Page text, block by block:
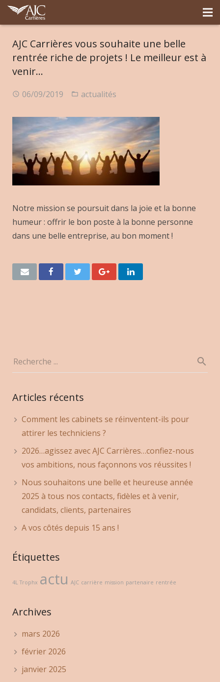
AJC Carrières vous souhaite une belle
rentrée riche de projets ! Le meilleur est à
venir…
06/09/2019 actualités
Notre mission se poursuit dans la joie et la bonne
humeur : offrir le bon poste à la bonne personne
dans une belle entreprise, au bon moment !
Articles récents
Comment les cabinets se réinventent-ils pour
attirer les techniciens ?
2026…agissez avec AJC Carrières…confiez-nous
vos ambitions, nous façonnons vos réussites !
Nous souhaitons une belle et heureuse année
2025 à tous nos contacts, fidèles et à venir,
candidats, clients, partenaires
A vos côtés depuis 15 ans !
Étiquettes
4L Trophx actu AJC carrière mission partenaire rentrée
Archives
mars 2026
février 2026
janvier 2025